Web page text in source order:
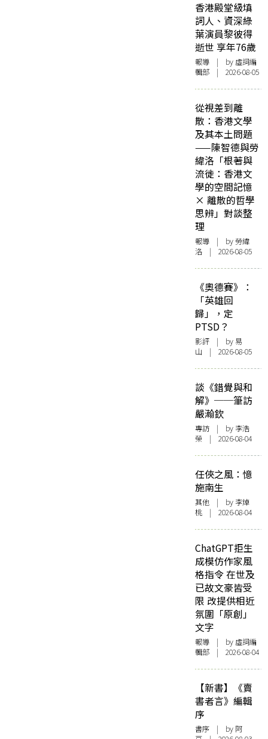
香港殿堂級填
詞人、資深綠
葉演員黎彼得
逝世 享年76歲
報導 | by 虛詞編
輯部 | 2026-08-05
從視差到離
散：香港文學
及其本土問題
——陳智德與勞
緯洛「根著與
流徙：香港文
學的空間記憶
× 離散的哲學
思辨」對談整
理
報導 | by 勞緯
洛 | 2026-08-05
《奧德賽》：
「英雄回
歸」，定
PTSD？
影評 | by 易
山 | 2026-08-05
談《錯覺與和
解》──筆訪
嚴瀚欽
專訪 | by 李浩
榮 | 2026-08-04
任俠之風：憶
施南生
其他 | by 李焯
桃 | 2026-08-04
ChatGPT拒生
成模仿作家風
格指令 在世及
已故文豪皆受
限 改提供相近
氛圍「原創」
文字
報導 | by 虛詞編
輯部 | 2026-08-04
【新書】《賣
書者言》編輯
序
書序 | by 阿